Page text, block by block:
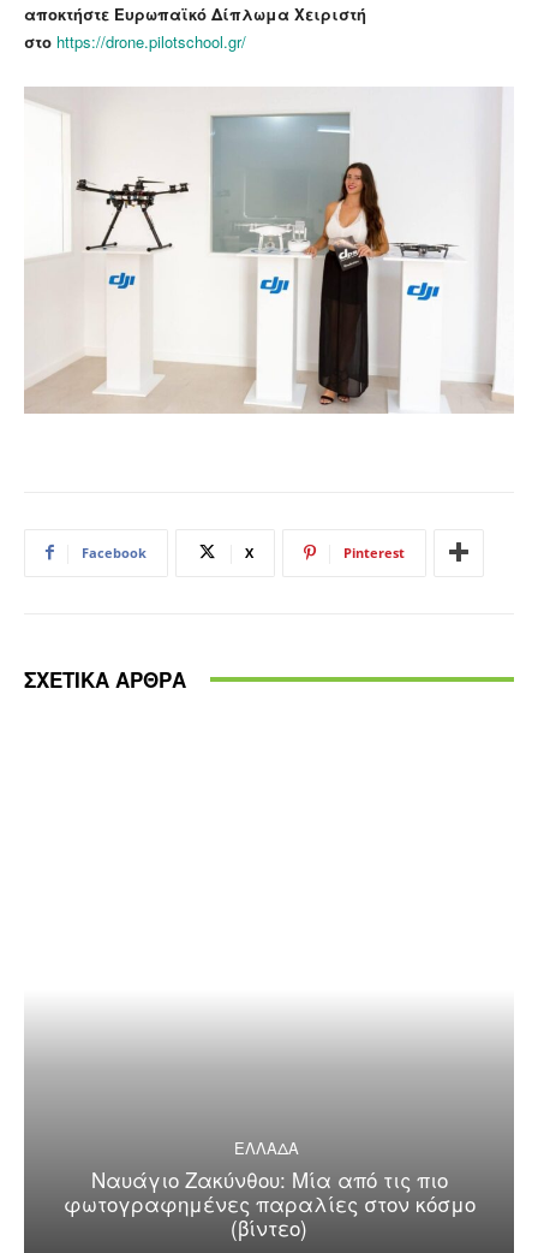
αποκτήστε Ευρωπαϊκό Δίπλωμα Χειριστή
στο https://drone.pilotschool.gr/
Facebook X Pinterest
ΣΧΕΤΙΚΑ ΑΡΘΡΑ
ΕΛΛΑΔΑ
Ναυάγιο Ζακύνθου: Μία από τις πιο
φωτογραφημένες παραλίες στον κόσμο
(βίντεο)